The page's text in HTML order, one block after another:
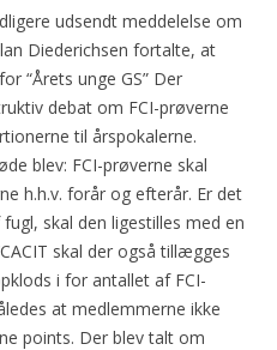
udsendt meddelelse om
Diederichsen fortalte, at
“Årets unge GS” Der
debat om FCI-prøverne
til årspokalerne.
blev: FCI-prøverne skal
h.h.v. forår og efterår. Er det
skal den ligestilles med en
skal der også tillægges
i for antallet af FCI-
at medlemmerne ikke
points. Der blev talt om